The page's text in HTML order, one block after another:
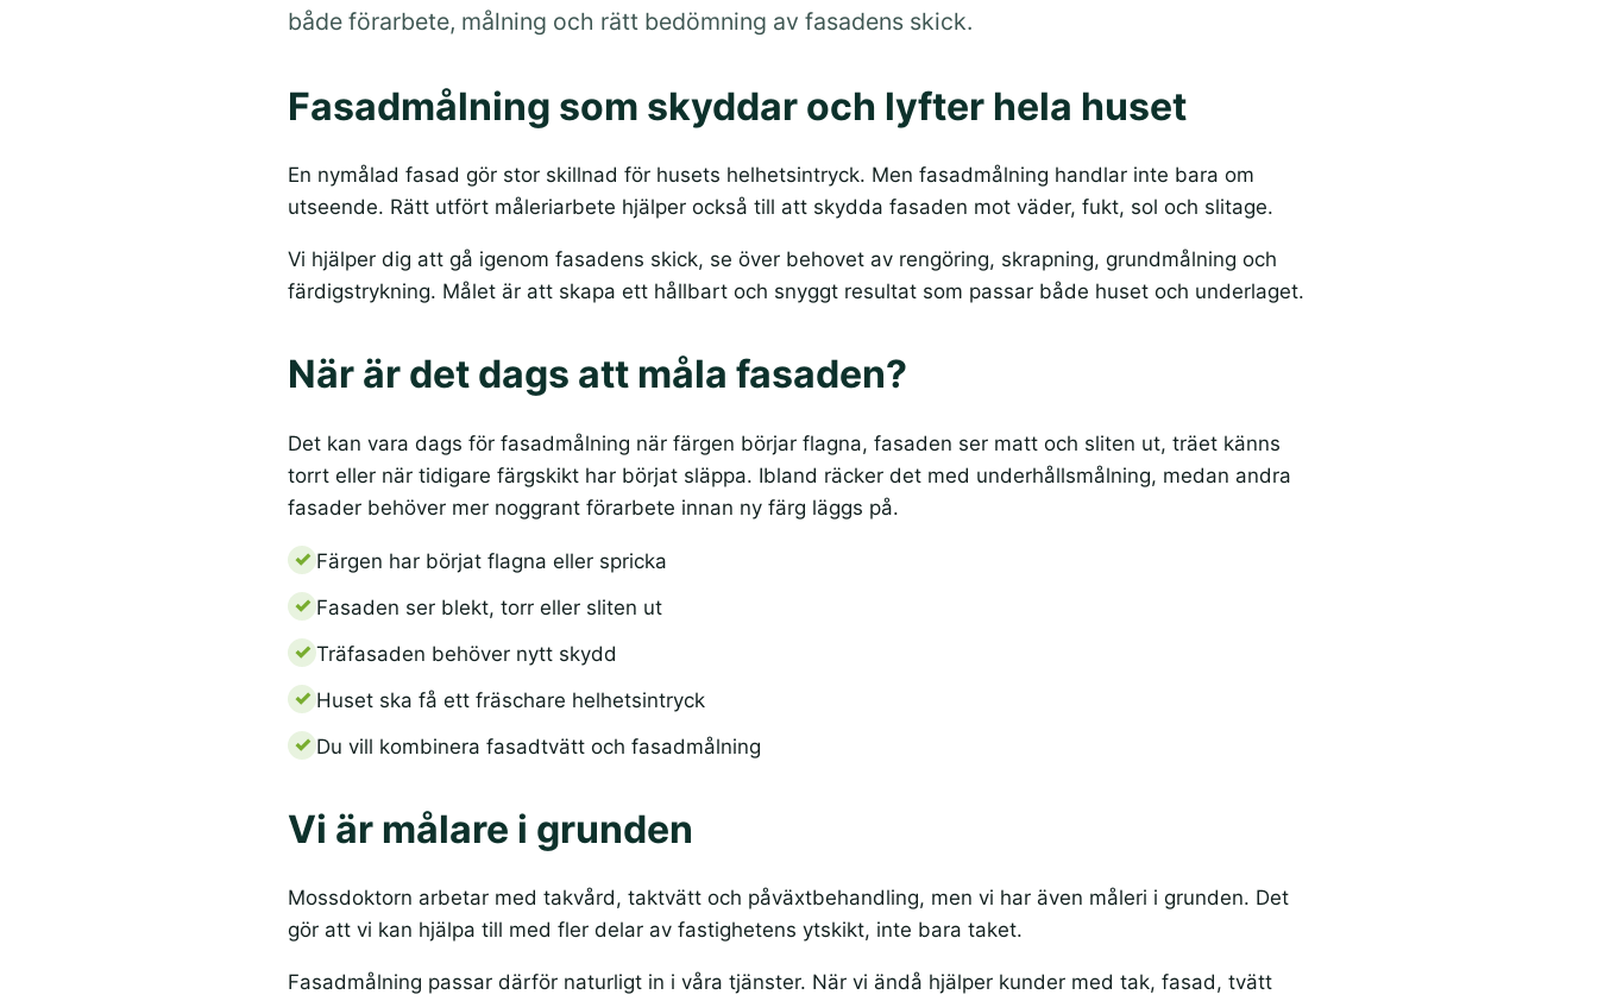
både förarbete, målning och rätt bedömning av fasadens skick.
Fasadmålning som skyddar och lyfter hela huset
En nymålad fasad gör stor skillnad för husets helhetsintryck. Men fasadmålning handlar inte bara om
utseende. Rätt utfört måleriarbete hjälper också till att skydda fasaden mot väder, fukt, sol och slitage.
Vi hjälper dig att gå igenom fasadens skick, se över behovet av rengöring, skrapning, grundmålning och
färdigstrykning. Målet är att skapa ett hållbart och snyggt resultat som passar både huset och underlaget.
När är det dags att måla fasaden?
Det kan vara dags för fasadmålning när färgen börjar flagna, fasaden ser matt och sliten ut, träet känns
torrt eller när tidigare färgskikt har börjat släppa. Ibland räcker det med underhållsmålning, medan andra
fasader behöver mer noggrant förarbete innan ny färg läggs på.
Färgen har börjat flagna eller spricka
Fasaden ser blekt, torr eller sliten ut
Träfasaden behöver nytt skydd
Huset ska få ett fräschare helhetsintryck
Du vill kombinera fasadtvätt och fasadmålning
Vi är målare i grunden
Mossdoktorn arbetar med takvård, taktvätt och påväxtbehandling, men vi har även måleri i grunden. Det
gör att vi kan hjälpa till med fler delar av fastighetens ytskikt, inte bara taket.
Fasadmålning passar därför naturligt in i våra tjänster. När vi ändå hjälper kunder med tak, fasad, tvätt